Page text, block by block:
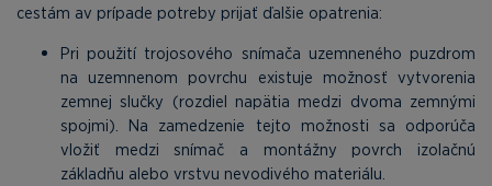
cestám av prípade potreby prijať ďalšie opatrenia:
Pri použití trojosového snímača uzemneného puzdrom
na uzemnenom povrchu existuje možnosť vytvorenia
zemnej slučky (rozdiel napätia medzi dvoma zemnými
spojmi). Na zamedzenie tejto možnosti sa odporúča
vložiť medzi snímač a montážny povrch izolačnú
základňu alebo vrstvu nevodivého materiálu.